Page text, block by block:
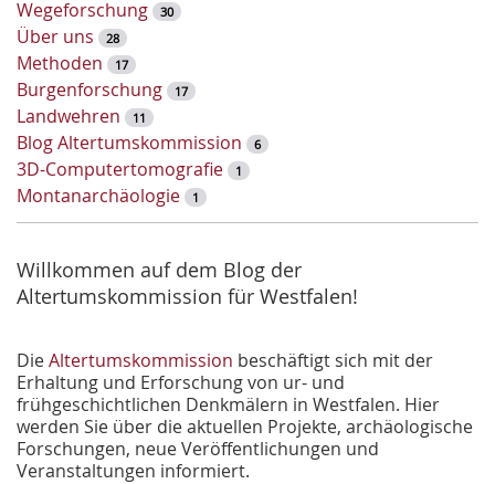
w
o
r
t
-
S
u
c
e
Wegeforschung 30
Über uns 28
Methoden 17
Burgenforschung 17
Landwehren 11
Blog Altertumskommission 6
3D-Computertomografie 1
Montanarchäologie 1
Willkommen auf dem Blog der
Altertumskommission für Westfalen!
DieAltertumskommission beschäftigt sich mit der
Erhaltung und Erforschung von ur- und
frühgeschichtlichen Denkmälern in Westfalen. Hier
werden Sie über die aktuellen Projekte, archäologische
Forschungen, neue Veröffentlichungen und
Veranstaltungen informiert.